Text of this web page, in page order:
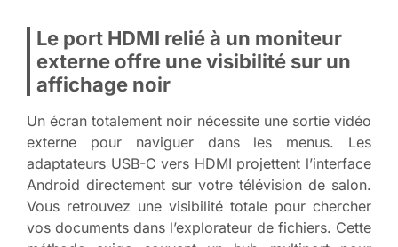
Le port HDMI relié à un moniteur
externe offre une visibilité sur un
affichage noir
Un écran totalement noir nécessite une sortie vidéo
externe pour naviguer dans les menus. Les
adaptateurs USB-C vers HDMI projettent l’interface
Android directement sur votre télévision de salon.
Vous retrouvez une visibilité totale pour chercher
vos documents dans l’explorateur de fichiers. Cette